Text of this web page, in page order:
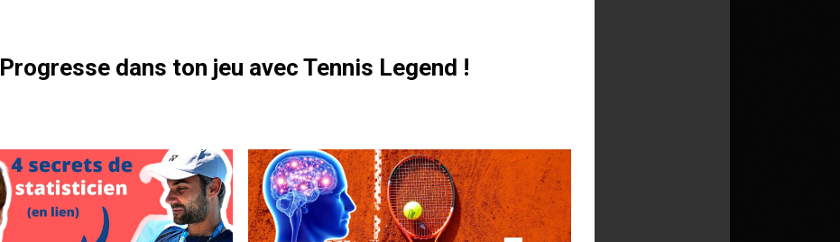
Progresse dans ton jeu avec Tennis Legend !